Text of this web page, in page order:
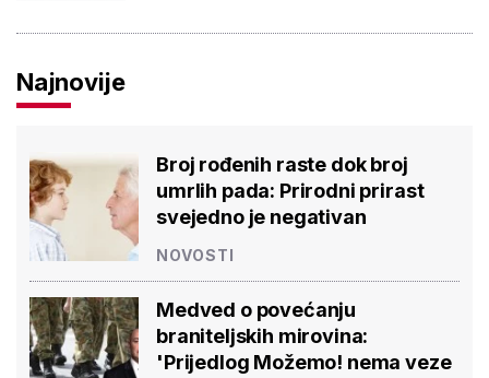
Najnovije
Broj rođenih raste dok broj
umrlih pada: Prirodni prirast
svejedno je negativan
NOVOSTI
Medved o povećanju
braniteljskih mirovina:
'Prijedlog Možemo! nema veze